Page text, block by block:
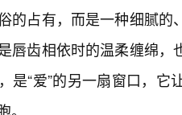
的占有，而是一种细腻
唇齿相依时的温柔缠绵
是“爱”的另一扇窗口，
。